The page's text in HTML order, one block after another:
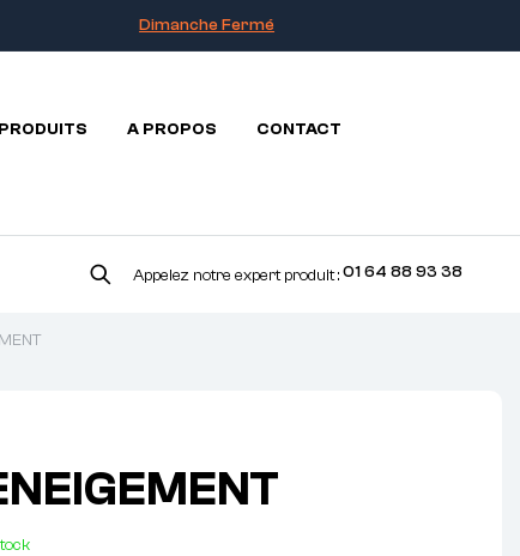
Dimanche Fermé
PRODUITS A PROPOS
CONTACT
Appelez notre expert produit : 01 64 88 93 38